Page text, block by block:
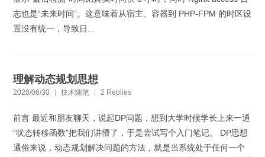
志也是“未来时间”。这意味着从宿主、容器到 PHP-FPM 的时区设
置没有统一，导致日...
理解动态规划思想
2020/06/30 技术随笔 2 Replies
前言 最近和朋友聊天，说起DP问题，想到大学时候学长上来一通
“状态转移函数”把我们讲懵了，于是尝试写个入门笔记。 DP思想
通俗来说，动态规划解决问题的方法，就是当系统处于任何一个